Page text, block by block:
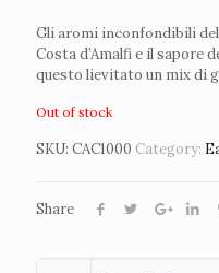
Gli aromi inconfondibili
Costa d’Amalfi e il sapore
questo lievitato un mix di
Out of stock
SKU: CAC1000 Category:
Share